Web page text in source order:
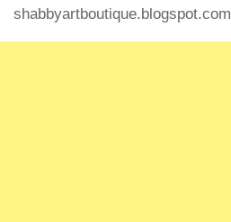
shabbyartboutique.blogspot.com